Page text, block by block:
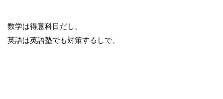
数学は得意科目だし、
英語は英語塾でも対策するしで、